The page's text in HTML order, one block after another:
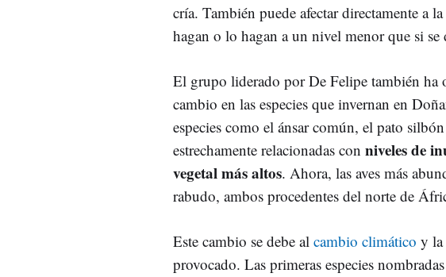
cría. También puede afectar directamente a
hagan o lo hagan a un nivel menor que si
El grupo liderado por De Felipe también ha
cambio en las especies que invernan en
especies como el ánsar común, el pato
estrechamente relacionadas con niveles de
vegetal más altos. Ahora, las aves más
rabudo, ambos procedentes del norte de
Este cambio se debe al cambio climático y la
provocado. Las primeras especies